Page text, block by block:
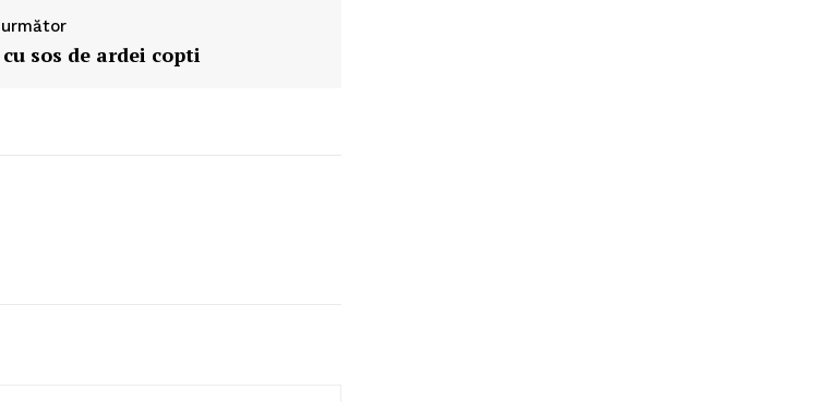
sos de ardei copti